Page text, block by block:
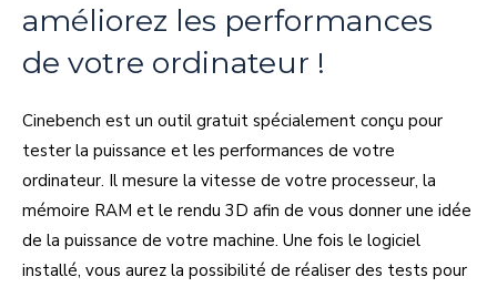
améliorez les performances
de votre ordinateur !
Cinebench est un outil gratuit spécialement conçu pour
tester la puissance et les performances de votre
ordinateur. Il mesure la vitesse de votre processeur, la
mémoire RAM et le rendu 3D afin de vous donner une idée
de la puissance de votre machine. Une fois le logiciel
installé, vous aurez la possibilité de réaliser des tests pour